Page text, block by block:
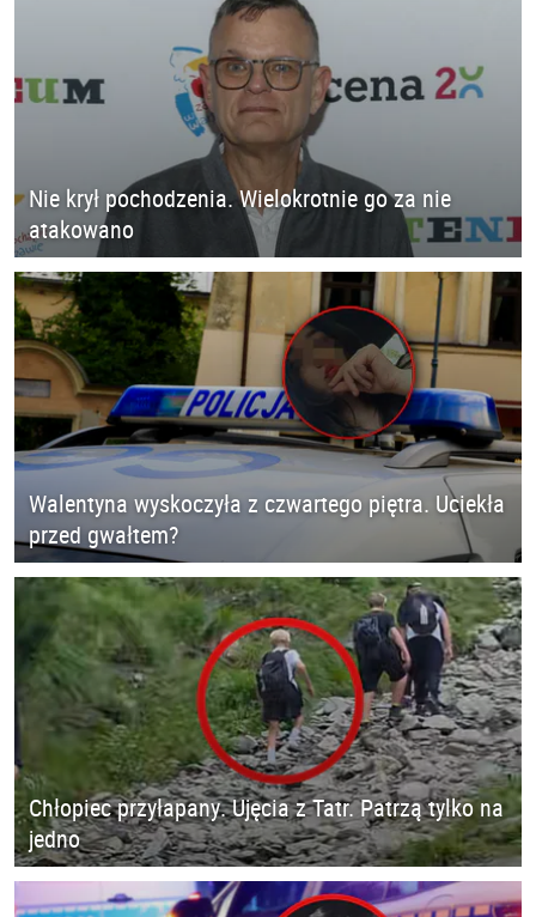
Nie krył pochodzenia. Wielokrotnie go za nie
atakowano
Walentyna wyskoczyła z czwartego piętra. Uciekła
przed gwałtem?
Chłopiec przyłapany. Ujęcia z Tatr. Patrzą tylko na
jedno